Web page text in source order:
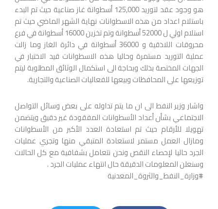
هو وجود عقد لتوريد 125,000 أسطوانة غاز صناعية حيث تم البدء
باستلام اعداد من هذه الاسطوانات نهاية الشهر الماضي حيث تم
استلام اولي ل 52000 أسطوانة وتم تخزين 16000 أسطوانة في فرع
محروقات اللاذقية و 36000 أسطوانة في دائرة الغاز وما زالت
عملية التوريد مستمرة وحاليا هذه الاسطوانات قيد الاختبار في
الجهات المختصة بذلك وبحاجة الى استكمال الوثائق المطلوبة ليتم
توزيعها على المحافظات وبيعها للفعاليات الصناعية والتجارية.
واشار وزير النفط الى ان ما يتم تداوله على بعض وسائل التواصل
الاجتماعي بشأن أعداد الأسطوانات المفقودة غير دقيق ويتضمن
تهويلا للأرقام حيث تم استعادة العدد الأكبر من الأسطوانات
ومازال العمل مستمر لاستعادة المتبقي منها وتجري عمليات
الجرد حاليا لإحصاء النقص ونحن نتعامل بشفافية مع كل الحالات
وسنعلن المعلومات الدقيقة حال انتهاء عمليات الجرد .
#وزارة_النفط_والثروة_المعدنية